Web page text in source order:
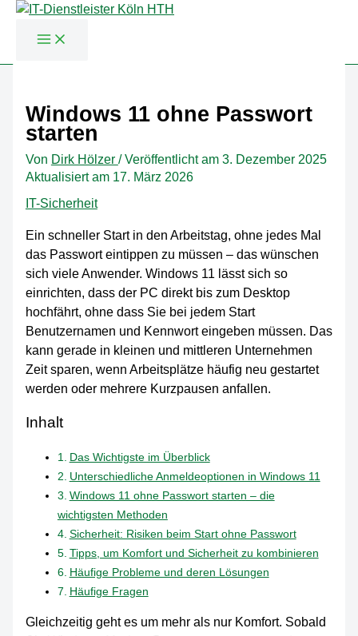
springen
Windows 11 ohne Passwort
starten
Von Dirk Hölzer /Veröffentlicht am 3. Dezember 2025
Aktualisiert am 17. März 2026
IT-Sicherheit
Ein schneller Start in den Arbeitstag, ohne jedes Mal
das Passwort eintippen zu müssen – das wünschen
sich viele Anwender. Windows 11 lässt sich so
einrichten, dass der PC direkt bis zum Desktop
hochfährt, ohne dass Sie bei jedem Start
Benutzernamen und Kennwort eingeben müssen. Das
kann gerade in kleinen und mittleren Unternehmen
Zeit sparen, wenn Arbeitsplätze häufig neu gestartet
werden oder mehrere Kurzpausen anfallen.
Inhalt
Das Wichtigste im Überblick
Unterschiedliche Anmeldeoptionen in Windows 11
Windows 11 ohne Passwort starten – die
wichtigsten Methoden
Sicherheit: Risiken beim Start ohne Passwort
Tipps, um Komfort und Sicherheit zu kombinieren
Häufige Probleme und deren Lösungen
Häufige Fragen
Gleichzeitig geht es um mehr als nur Komfort. Sobald